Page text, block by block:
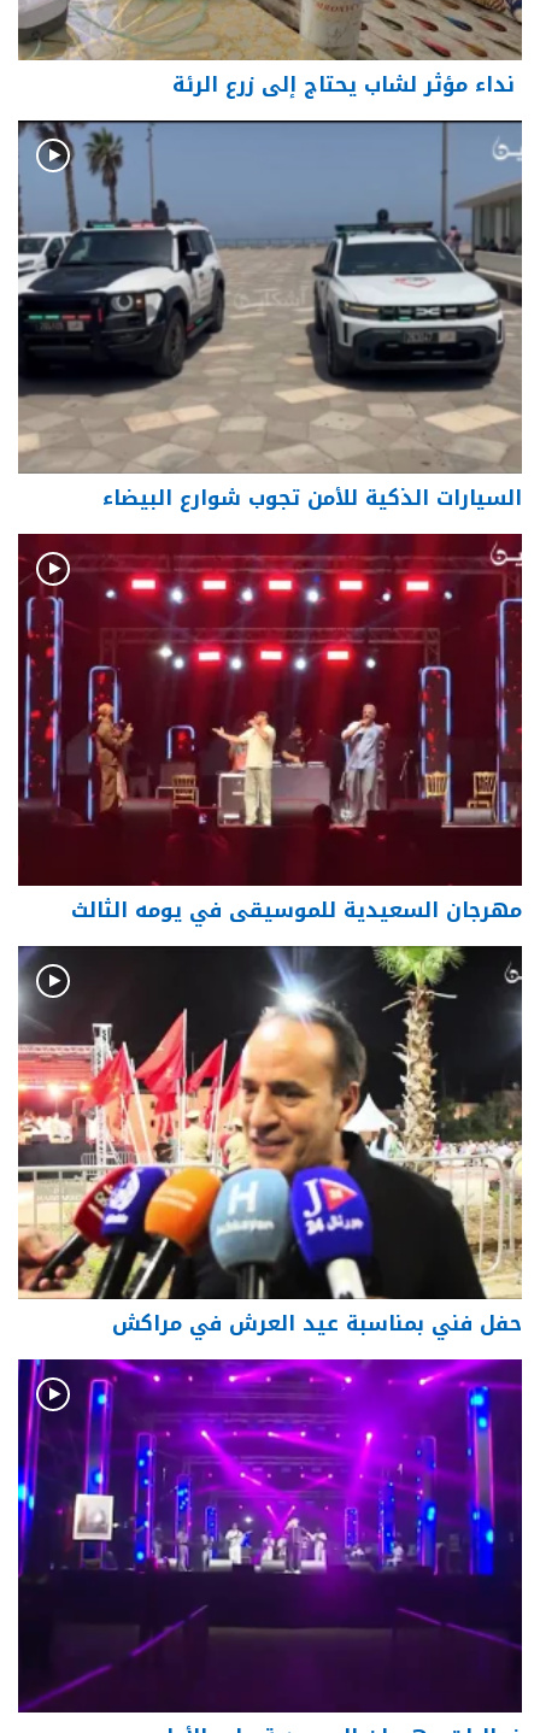
نداء مؤثر لشاب يحتاج إلى زرع الرئة
السيارات الذكية للأمن تجوب شوارع البيضاء
مهرجان السعيدية للموسيقى في يومه الثالث
حفل فني بمناسبة عيد العرش في مراكش